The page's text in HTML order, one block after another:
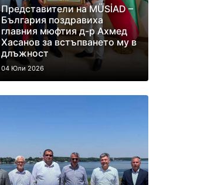
Представители на MÜSİAD –
България поздравиха
главния мюфтия д-р Ахмед
Хасанов за встъпването му в
длъжност
04 Юли 2026